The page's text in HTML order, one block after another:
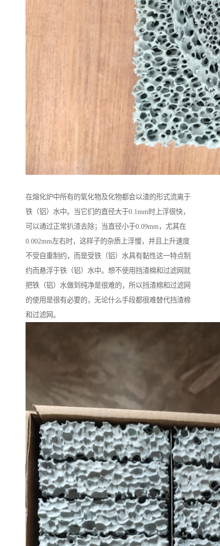
在熔化炉中所有的氧化物及化物都会以渣的形式流离于
铁（铝）水中。当它们的直径大于0.1mm时上浮很快，
可以通过正常扒渣去除；当直径小于0.09mm，尤其在
0.002mm左右时，这样子的杂质上浮慢，并且上升速度
不受自重制约，而是受铁（铝）水具有黏性这一特点制
约而悬浮于铁（铝）水中。想不使用挡渣棉和过滤网就
把铁（铝）水做到纯净是很难的，所以挡渣棉和过滤网
的使用是很有必要的，无论什么手段都很难替代挡渣棉
和过滤网。